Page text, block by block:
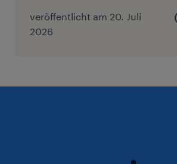
veröffentlicht am 20. Juli
2026